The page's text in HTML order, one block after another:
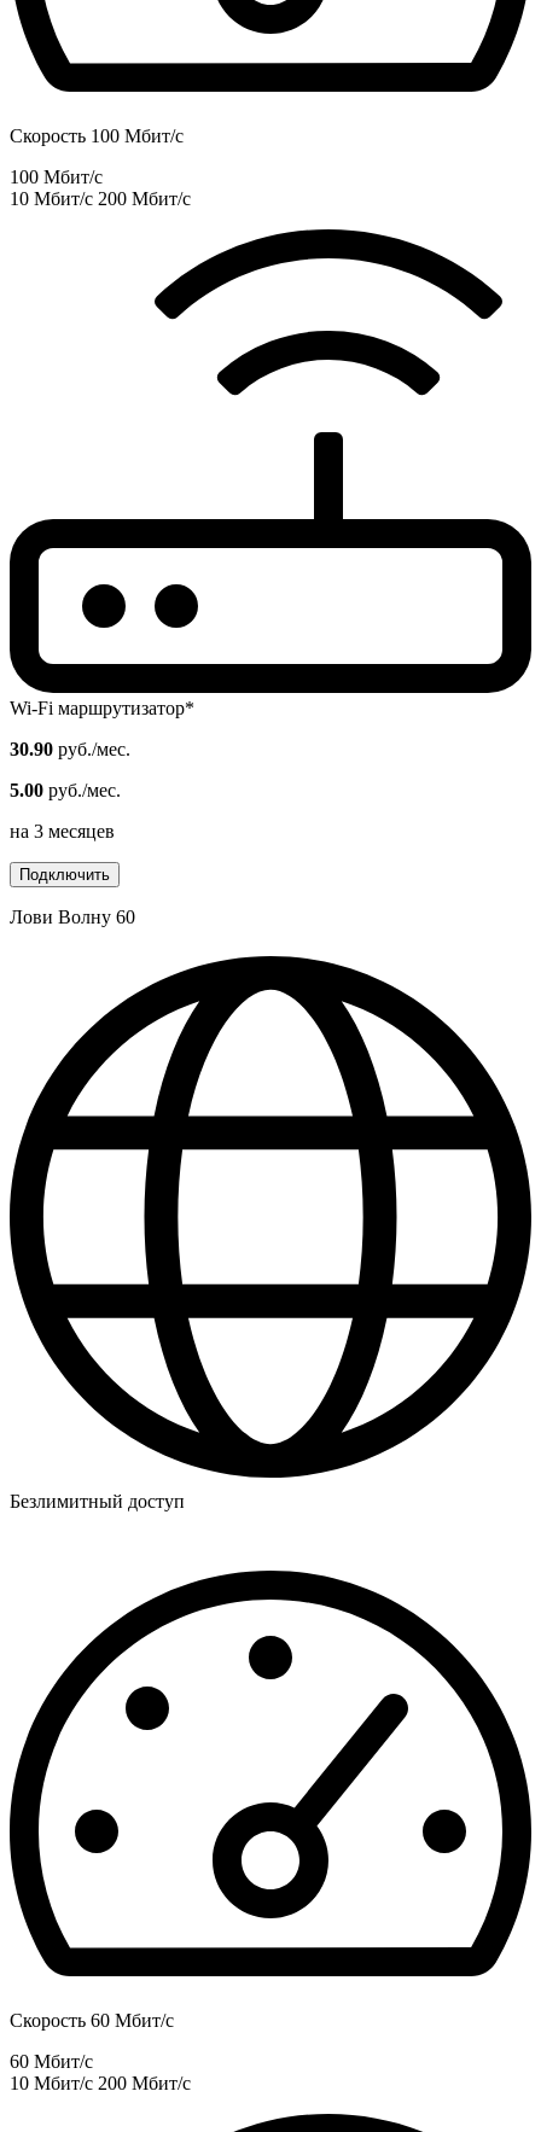
Скорость 100 Мбит/с
100 Мбит/с
10 Мбит/с 200 Мбит/с
Wi-Fi маршрутизатор*
30.90 руб./мес.
5.00 руб./мес.
на 3 месяцев
Подключить
Лови Волну 60
Безлимитный доступ
Скорость 60 Мбит/с
60 Мбит/с
10 Мбит/с 200 Мбит/с